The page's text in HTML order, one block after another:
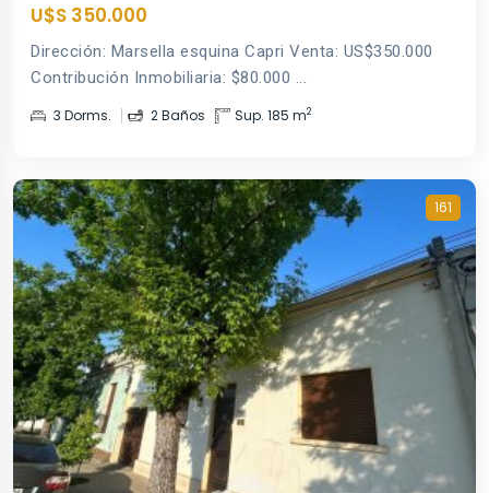
U$S 350.000
Dirección: Marsella esquina Capri Venta: US$350.000
Contribución Inmobiliaria: $80.000 ...
3 Dorms. 2 Baños Sup. 185 m2
161